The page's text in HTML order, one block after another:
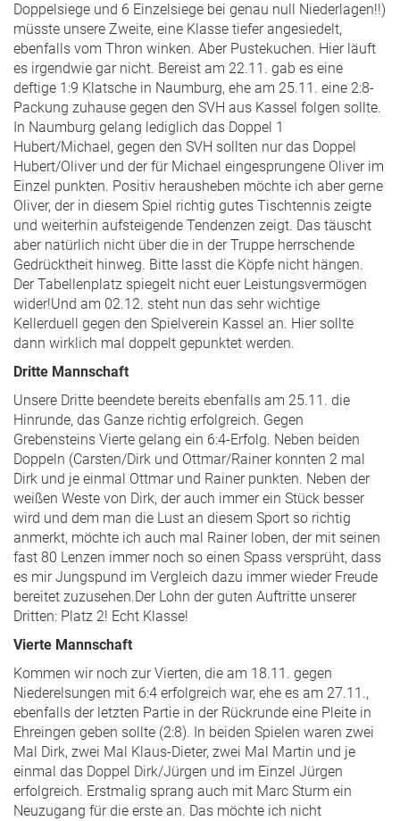
Doppelsiege und 6 Einzelsiege bei genau null Niederlagen!!)
müsste unsere Zweite, eine Klasse tiefer angesiedelt,
ebenfalls vom Thron winken. Aber Pustekuchen. Hier läuft
es irgendwie gar nicht. Bereist am 22.11. gab es eine
deftige 1:9 Klatsche in Naumburg, ehe am 25.11. eine 2:8-
Packung zuhause gegen den SVH aus Kassel folgen sollte.
In Naumburg gelang lediglich das Doppel 1
Hubert/Michael, gegen den SVH sollten nur das Doppel
Hubert/Oliver und der für Michael eingesprungene Oliver im
Einzel punkten. Positiv herausheben möchte ich aber gerne
Oliver, der in diesem Spiel richtig gutes Tischtennis zeigte
und weiterhin aufsteigende Tendenzen zeigt. Das täuscht
aber natürlich nicht über die in der Truppe herrschende
Gedrücktheit hinweg. Bitte lasst die Köpfe nicht hängen.
Der Tabellenplatz spiegelt nicht euer Leistungsvermögen
wider!Und am 02.12. steht nun das sehr wichtige
Kellerduell gegen den Spielverein Kassel an. Hier sollte
dann wirklich mal doppelt gepunktet werden.
Dritte Mannschaft
Unsere Dritte beendete bereits ebenfalls am 25.11. die
Hinrunde, das Ganze richtig erfolgreich. Gegen
Grebensteins Vierte gelang ein 6:4-Erfolg. Neben beiden
Doppeln (Carsten/Dirk und Ottmar/Rainer konnten 2 mal
Dirk und je einmal Ottmar und Rainer punkten. Neben der
weißen Weste von Dirk, der auch immer ein Stück besser
wird und dem man die Lust an diesem Sport so richtig
anmerkt, möchte ich auch mal Rainer loben, der mit seinen
fast 80 Lenzen immer noch so einen Spass versprüht, dass
es mir Jungspund im Vergleich dazu immer wieder Freude
bereitet zuzusehen.Der Lohn der guten Auftritte unserer
Dritten: Platz 2! Echt Klasse!
Vierte Mannschaft
Kommen wir noch zur Vierten, die am 18.11. gegen
Niederelsungen mit 6:4 erfolgreich war, ehe es am 27.11.,
ebenfalls der letzten Partie in der Rückrunde eine Pleite in
Ehreingen geben sollte (2:8). In beiden Spielen waren zwei
Mal Dirk, zwei Mal Klaus-Dieter, zwei Mal Martin und je
einmal das Doppel Dirk/Jürgen und im Einzel Jürgen
erfolgreich. Erstmalig sprang auch mit Marc Sturm ein
Neuzugang für die erste an. Das möchte ich nicht